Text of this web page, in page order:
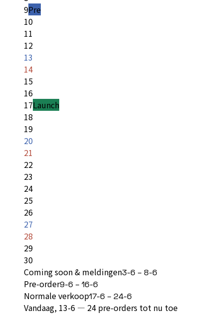
9Pre
10
11
12
13
14
15
16
17Launch
18
19
20
21
22
23
24
25
26
27
28
29
30
Coming soon & meldingen3-6 – 8-6
Pre-order9-6 – 16-6
Normale verkoop17-6 – 24-6
Vandaag, 13-6 — 24 pre-orders tot nu toe